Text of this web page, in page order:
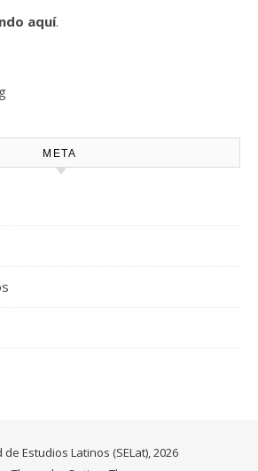
aquí.
META
Estudios Latinos (SELat), 2026